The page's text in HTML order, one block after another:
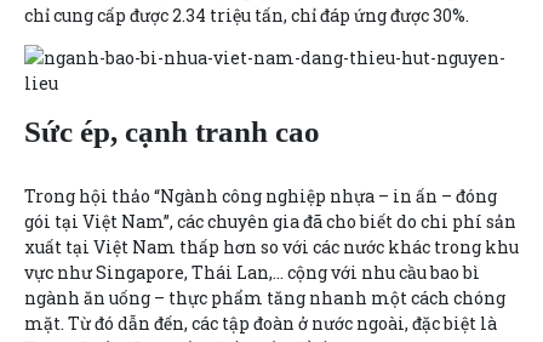
chỉ cung cấp được 2.34 triệu tấn, chỉ đáp ứng được 30%.
Sức ép, cạnh tranh cao
Trong hội thảo “Ngành công nghiệp nhựa – in ấn – đóng
gói tại Việt Nam”, các chuyên gia đã cho biết do chi phí sản
xuất tại Việt Nam thấp hơn so với các nước khác trong khu
vực như Singapore, Thái Lan,… cộng với nhu cầu bao bì
ngành ăn uống – thực phẩm tăng nhanh một cách chóng
mặt. Từ đó dẫn đến, các tập đoàn ở nước ngoài, đặc biệt là